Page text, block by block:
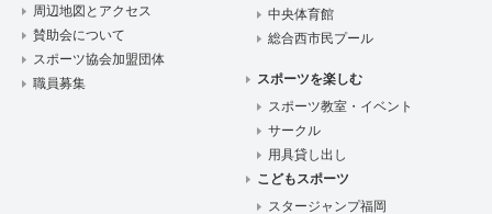
周辺地図とアクセス
賛助会について
スポーツ協会加盟団体
職員募集
中央体育館
総合西市民プール
スポーツを楽しむ
スポーツ教室・イベント
サークル
用具貸し出し
こどもスポーツ
スタージャンプ福岡